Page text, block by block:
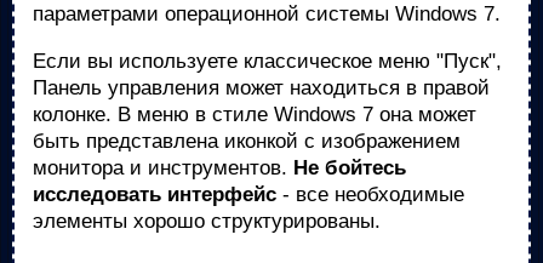
параметрами операционной системы Windows 7.
Если вы используете классическое меню "Пуск",
Панель управления может находиться в правой
колонке. В меню в стиле Windows 7 она может
быть представлена иконкой с изображением
монитора и инструментов. Не бойтесь
исследовать интерфейс - все необходимые
элементы хорошо структурированы.